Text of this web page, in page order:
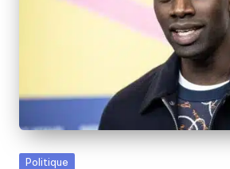
Posted
Politique